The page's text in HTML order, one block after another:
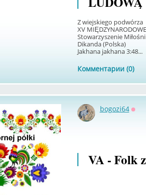
Z wiejskiego podwórza
XV
Stowarzyszenie
Dikanda (Polska)
Jakhana jakhana 3:48...
Комментарии (0)
bogozi64
VA - Folk